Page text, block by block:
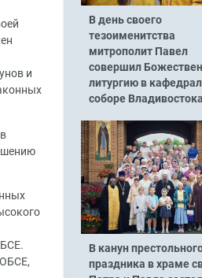
и
В день своего
тезоименитства
митрополит Павел
совершил
литургию в
соборе Владивостока
В канун
праздника в храме